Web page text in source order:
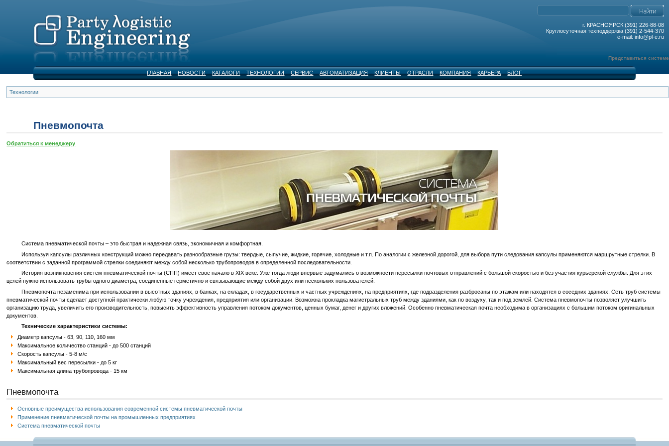
г. КРАСНОЯРСК (391) 226-88-08
Круглосуточная техподдержка (391) 2-544-370
e-mail: info@pl-e.ru
Представиться системе
ГЛАВНАЯ НОВОСТИ КАТАЛОГИ ТЕХНОЛОГИИ СЕРВИС АВТОМАТИЗАЦИЯ КЛИЕНТЫ ОТРАСЛИ КОМПАНИЯ КАРЬЕРА БЛОГ
Технологии
Пневмопочта
Обратиться к менеджеру
Система пневматической почты – это быстрая и надежная связь, экономичная и комфортная.
Используя капсулы различных конструкций можно передавать разнообразные грузы: твердые, сыпучие, жидкие, горячие, холодные и т.п. По аналогии с железной дорогой, для выбора пути следования капсулы применяются маршрутные стрелки. В
соответствии с заданной программой стрелки соединяют между собой несколько трубопроводов в определенной последовательности.
История возникновения систем пневматической почты (СПП) имеет свое начало в XIX веке. Уже тогда люди впервые задумались о возможности пересылки почтовых отправлений с большой скоростью и без участия курьерской службы. Для этих
целей нужно использовать трубы одного диаметра, соединенные герметично и связывающие между собой двух или нескольких пользователей.
Пневмопочта незаменима при использовании в высотных зданиях, в банках, на складах, в государственных и частных учреждениях, на предприятиях, где подразделения разбросаны по этажам или находятся в соседних зданиях. Сеть труб системы
пневматической почты сделает доступной практически любую точку учреждения, предприятия или организации. Возможна прокладка магистральных труб между зданиями, как по воздуху, так и под землей. Система пневмопочты позволяет улучшить
организацию труда, увеличить его производительность, повысить эффективность управления потоком документов, ценных бумаг, денег и других вложений. Особенно пневматическая почта необходима в организациях с большим потоком оригинальных
документов.
Технические характеристики системы:
Диаметр капсулы - 63, 90, 110, 160 мм
Максимальное количество станций - до 500 станций
Скорость капсулы - 5-8 м/с
Максимальный вес пересылки - до 5 кг
Максимальная длина трубопровода - 15 км
Пневмопочта
Основные преимущества использования современной системы пневматической почты
Применение пневматической почты на промышленных предприятиях
Система пневматической почты